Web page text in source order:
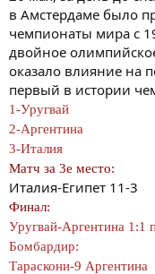
в Амстердаме было
чемпионаты мира с
двойное
оказало влияние на
первый в истории
1-Уругвай
2-Аргентина
3-Италия
Матч за 3е место:
Италия-Египет 11-3
Финал:
Уругвай-Аргентина 1:1
Бомбардир:
Тараскони-9 Аргентина